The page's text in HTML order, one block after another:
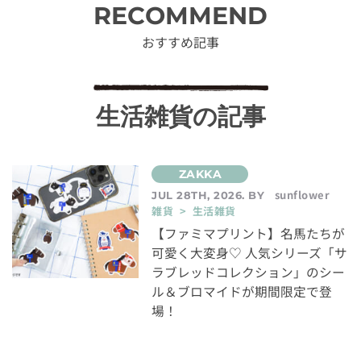
RECOMMEND
おすすめ記事
生活雑貨の記事
JUL 28TH, 2026. BY
sunflower
雑貨 > 生活雑貨
【ファミマプリント】名馬たちが
可愛く大変身♡ 人気シリーズ「サ
ラブレッドコレクション」のシー
ル＆ブロマイドが期間限定で登
場！